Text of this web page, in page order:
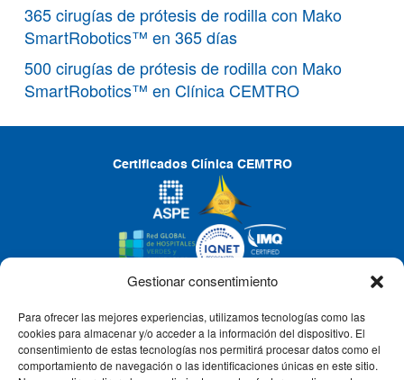
Gestionar consentimiento
Para ofrecer las mejores experiencias, utilizamos tecnologías como las
cookies para almacenar y/o acceder a la información del dispositivo. El
consentimiento de estas tecnologías nos permitirá procesar datos como el
comportamiento de navegación o las identificaciones únicas en este sitio.
365 cirugías de prótesis de rodilla con Mako
SmartRobotics™ en 365 días
500 cirugías de prótesis de rodilla con Mako
SmartRobotics™ en Clínica CEMTRO
Certificados Clínica CEMTRO
CLÍNICA CEMTRO